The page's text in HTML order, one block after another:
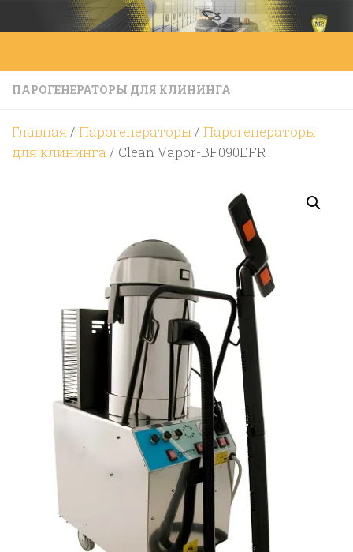
Перейти к содержимому
ПАРОГЕНЕРАТОРЫ ДЛЯ КЛИНИНГА
Главная/ Парогенераторы/ Парогенераторы
для клининга / Clean Vapor-BF090EFR